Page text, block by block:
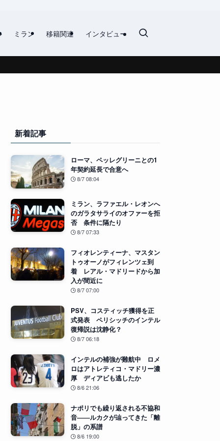
ミラン 移籍関連 インタビュー
新着記事
ローマ、ペッレグリーニとの1
年契約延長で合意へ
8/7 08:04
ミラン、ラファエル・レオンへ
のガラタサライのオファーを拒
否 条件に隔たり
8/7 07:33
フィオレンティーナ、マスタン
トゥオーノがフィレンツェ到
着 レアル・マドリードから加
入が間近に
8/7 07:00
PSV、コスティッチ獲得を正
式発表 ペリシッチのインテル
復帰説は沈静化？
8/7 06:18
インテルの補強が難航中 ロメ
ロはアトレティコ・マドリー濃
厚 ディアビも逃したか
8/6 21:06
ナポリでも繰り返される不協和
音――ルカクが辿ってきた「離
脱」の系譜
8/6 19:00